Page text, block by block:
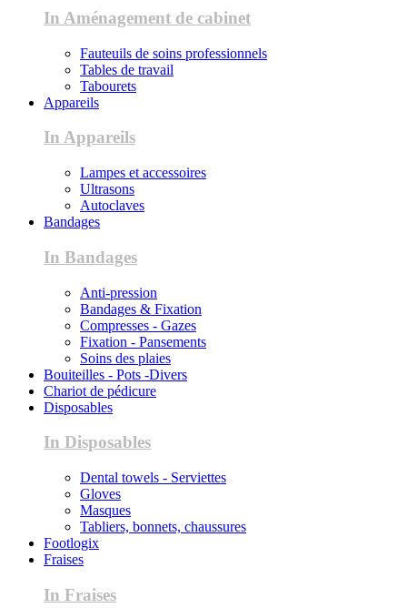
In Aménagement de cabinet
Fauteuils de soins professionnels
Tables de travail
Tabourets
Appareils
In Appareils
Lampes et accessoires
Ultrasons
Autoclaves
Bandages
In Bandages
Anti-pression
Bandages & Fixation
Compresses - Gazes
Fixation - Pansements
Soins des plaies
Bouiteilles - Pots -Divers
Chariot de pédicure
Disposables
In Disposables
Dental towels - Serviettes
Gloves
Masques
Tabliers, bonnets, chaussures
Footlogix
Fraises
In Fraises